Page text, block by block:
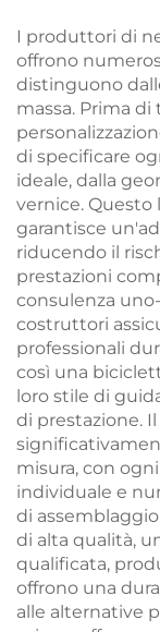
disco,
I produttori di
offrono
distinguono
massa. Prima
di specificare
ideale, dalla
vernice. Questo
garantisce
riducendo il
prestazioni
consulenza
costruttori
professionali
così una
loro stile di
di prestazione.
misura, con
individuale e
di
di alta qualità,
qualificata,
offrono una
alle alternative